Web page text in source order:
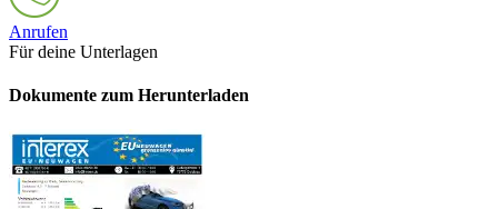
Anrufen
Für deine Unterlagen
Dokumente zum Herunterladen